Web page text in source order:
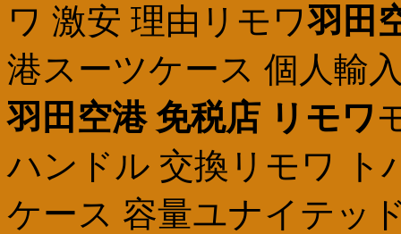
ワ 激安 理由リモワ羽田
港スーツケース 個人輸
羽田空港 免税店 リモワ
ハンドル 交換リモワ ト
ケース 容量ユナイテッ